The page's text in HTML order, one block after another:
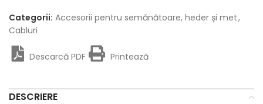
Categorii: Accesorii pentru semănătoare, heder și met,
Cabluri
Descarcă PDF Printează
DESCRIERE